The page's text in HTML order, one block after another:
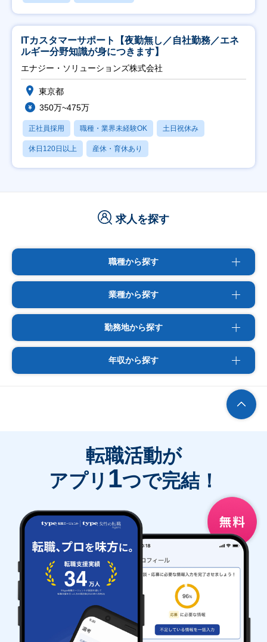
ITカスタマーサポート【夜勤無し／自社勤務／エネ
ルギー分野知識が身につきます】
エナジー・ソリューションズ株式会社
東京都
350万~475万
正社員採用 職種・業界未経験OK 土日祝休み
休日120日以上 産休・育休あり
求人を探す
職種から探す
業種から探す
勤務地から探す
年収から探す
転職活動が
アプリ 1つで完結！